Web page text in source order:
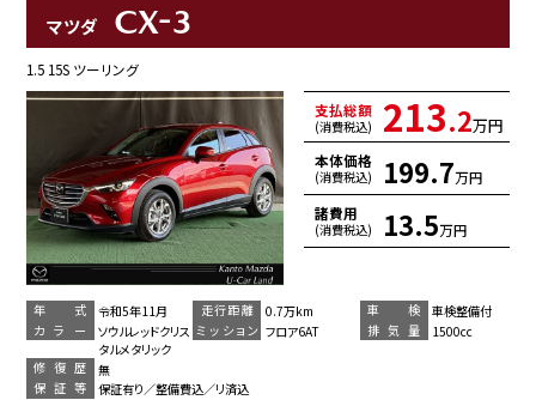
マツダ CX-3
1.5 15S ツーリング
支払総額
(消費税込) 213.2万円
本体価格
(消費税込) 199.7万円
諸費用
(消費税込) 13.5万円
年 式 令和5年11月 走行距離 0.7万km 車 検
車検整備付
カラー
ソウルレッドクリス
タルメタリック
ミッション フロア6AT 排気量
1500cc
修復歴
無
保証等
保証有り／整備費込／リ済込